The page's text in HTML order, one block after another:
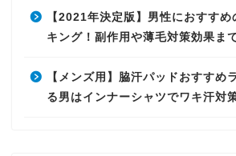
【2021年決定版】男性におすす
キング！副作用や薄毛対策効果ま
【メンズ用】脇汗パッドおすすめ
る男はインナーシャツでワキ汗対